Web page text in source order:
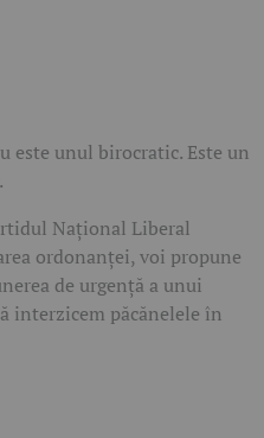
este unul birocratic. Este un
Național Liberal
ordonanței, voi propune
de urgență a unui
interzicem păcănelele în